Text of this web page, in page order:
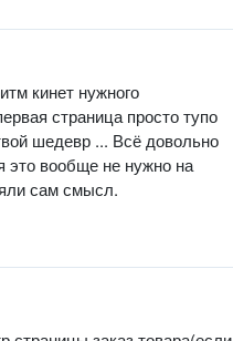
кинет нужного
страница просто тупо
шедевр ... Всё довольно
это вообще не нужно на
сам смысл.